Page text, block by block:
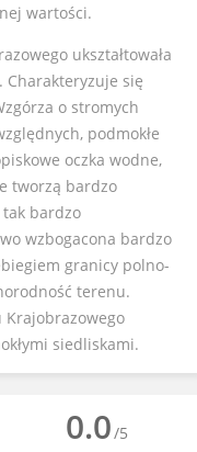
wartości.
ukształtowała
Charakteryzuje się
o stromych
podmokłe
oczka wodne,
tworzą bardzo
bardzo
wzbogacona bardzo
granicy polno-
terenu.
Krajobrazowego
siedliskami.
0.0/5